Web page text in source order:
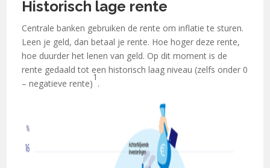
Historisch lage rente
Centrale banken gebruiken de rente om inflatie te sturen.
Leen je geld, dan betaal je rente. Hoe hoger deze rente,
hoe duurder het lenen van geld. Op dit moment is de
rente gedaald tot een historisch laag niveau (zelfs onder 0
– negatieve rente)
1
.